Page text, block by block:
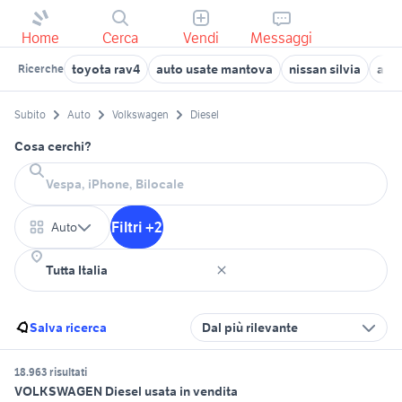
Home Cerca Vendi Messaggi
Ricerche toyota rav4 auto usate mantova nissan silvia
Subito Auto Volkswagen Diesel
Cosa cerchi?
Auto Filtri +2
Salva ricerca Dal più rilevante
18.963 risultati
VOLKSWAGEN Diesel usata in vendita